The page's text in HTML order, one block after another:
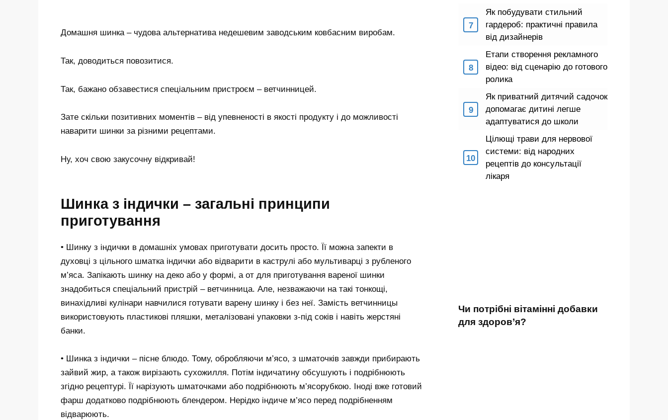
Домашня шинка – чудова альтернатива недешевим заводським ковбасним виробам.
Так, доводиться повозитися.
Так, бажано обзавестися спеціальним пристроєм – ветчинницей.
Зате скільки позитивних моментів – від упевненості в якості продукту і до можливості
наварити шинки за різними рецептами.
Ну, хоч свою закусочну відкривай!
Шинка з індички – загальні принципи
приготування
• Шинку з індички в домашніх умовах приготувати досить просто. Її можна запекти в
духовці з цільного шматка індички або відварити в каструлі або мультиварці з рубленого
м’яса. Запікають шинку на деко або у формі, а от для приготування вареної шинки
знадобиться спеціальний пристрій – ветчинница. Але, незважаючи на такі тонкощі,
винахідливі кулінари навчилися готувати варену шинку і без неї. Замість ветчинницы
використовують пластикові пляшки, металізовані упаковки з-під соків і навіть жерстяні
банки.
• Шинка з індички – пісне блюдо. Тому, обробляючи м’ясо, з шматочків завжди прибирають
зайвий жир, а також вирізають сухожилля. Потім індичатину обсушують і подрібнюють
згідно рецептурі. Її нарізують шматочками або подрібнюють м’ясорубкою. Іноді вже готовий
фарш додатково подрібнюють блендером. Нерідко індиче м’ясо перед подрібненням
відварюють.
Як побудувати стильний
гардероб: практичні правила
від дизайнерів
Етапи створення рекламного
відео: від сценарію до готового
ролика
Як приватний дитячий садочок
допомагає дитині легше
адаптуватися до школи
Цілющі трави для нервової
системи: від народних
рецептів до консультації
лікаря
Чи потрібні вітамінні добавки
для здоров’я?